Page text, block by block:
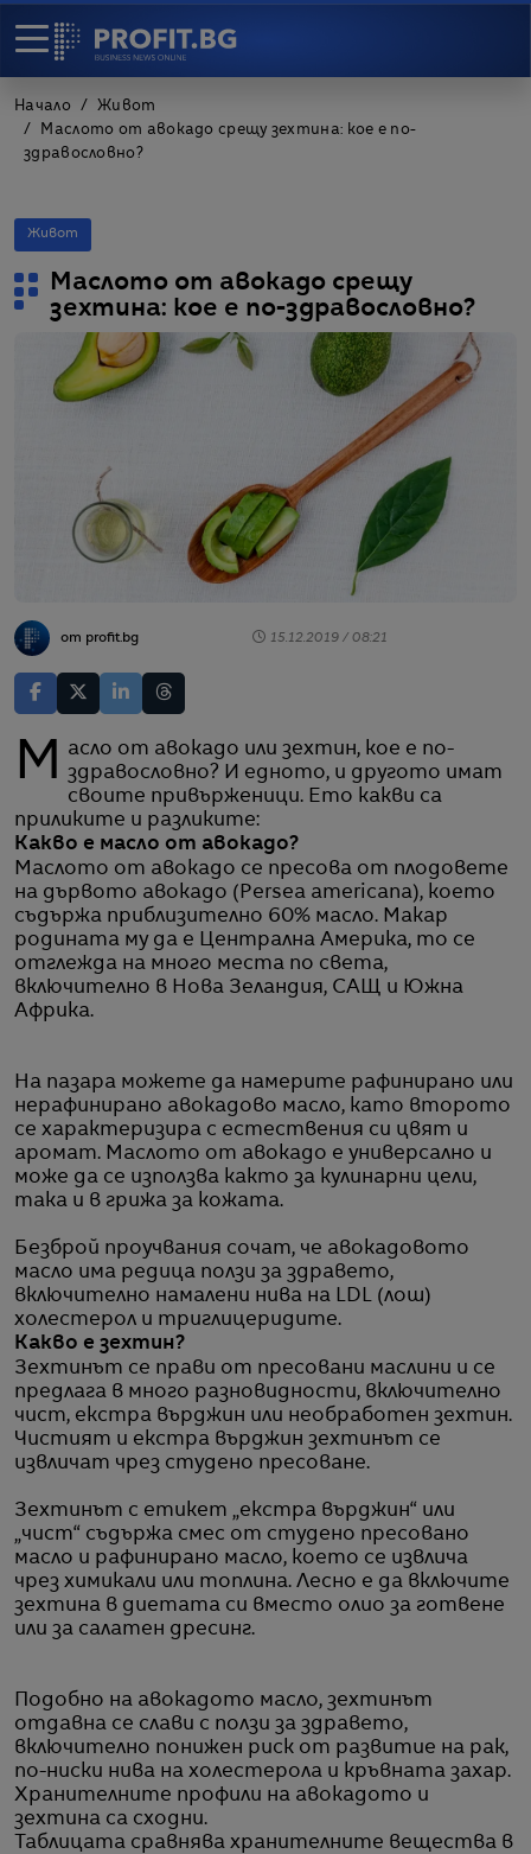
Начало
Живот
Маслото от авокадо срещу зехтина: кое е по-
здравословно?
Живот
Маслото от авокадо срещу
зехтина: кое е по-здравословно?
от profit.bg 15.12.2019 / 08:21
Масло от авокадо или зехтин, кое е по- здравословно? И едното, и другото имат
своите привърженици. Ето какви са
приликите и разликите:
Какво е масло от авокадо?
Маслото от авокадо се пресова от плодовете
на дървото авокадо (Persea americana), което
съдържа приблизително 60% масло. Макар
родината му да е Централна Америка, то се
отглежда на много места по света,
включително в Нова Зеландия, САЩ и Южна
Африка.
На пазара можете да намерите рафинирано или
нерафинирано авокадово масло, като второто
се характеризира с естествения си цвят и
аромат. Маслото от авокадо е универсално и
може да се използва както за кулинарни цели,
така и в грижа за кожата.
Безброй проучвания сочат, че авокадовото
масло има редица ползи за здравето,
включително намалени нива на LDL (лош)
холестерол и триглицеридите.
Какво е зехтин?
Зехтинът се прави от пресовани маслини и се
предлага в много разновидности, включително
чист, екстра върджин или необработен зехтин.
Чистият и екстра върджин зехтинът се
извличат чрез студено пресоване.
Зехтинът с етикет „екстра върджин“ или
„чист“ съдържа смес от студено пресовано
масло и рафинирано масло, което се извлича
чрез химикали или топлина. Лесно е да включите
зехтина в диетата си вместо олио за готвене
или за салатен дресинг.
Подобно на авокадото масло, зехтинът
отдавна се слави с ползи за здравето,
включително понижен риск от развитие на рак,
по-ниски нива на холестерола и кръвната захар.
Хранителните профили на авокадото и
зехтина са сходни.
Таблицата сравнява хранителните вещества в